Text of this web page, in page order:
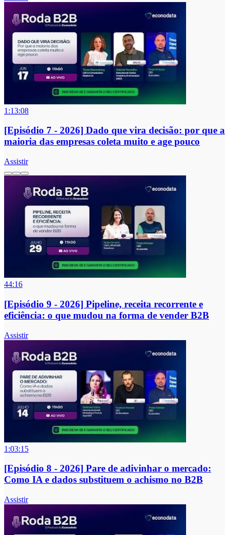
1:13:08
[Episódio 7 - 2026] Dado que vira decisão: por que a
maioria das empresas coleta muito e age pouco
Assistir
44:16
[Episódio 9 - 2026] Pipeline, receita recorrente e
eficiência: o que mudou na forma de vender B2B
Assistir
1:03:15
[Episódio 8 - 2026] Pare de adivinhar o mercado:
Como IA e dados substituem o achismo no B2B
Assistir